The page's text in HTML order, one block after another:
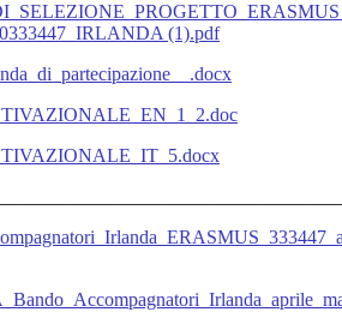
(1).pdf